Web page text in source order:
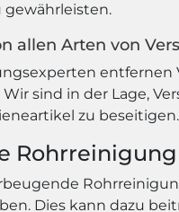
gewährleisten.
allen Arten von
entfernen
sind in der Lage,
zu beseitigen.
Rohrreinigung
Dies kann dazu